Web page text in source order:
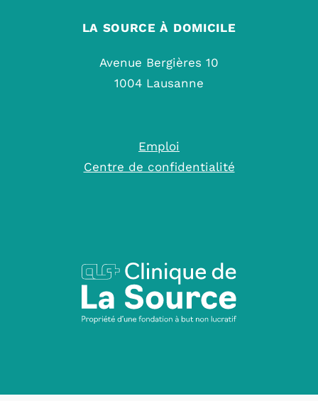
LA SOURCE À DOMICILE
Avenue Bergières 10
1004 Lausanne
Emploi
Centre de confidentialité